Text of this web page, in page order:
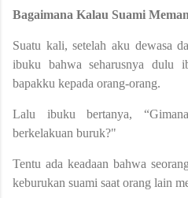
Bagaimana Kalau Suami
Suatu kali, setelah aku dewasa
ibuku bahwa seharusnya dulu
bapakku kepada orang-orang.
Lalu ibuku bertanya,
berkelakuan buruk?"
Tentu ada keadaan bahwa
keburukan suami saat orang lain